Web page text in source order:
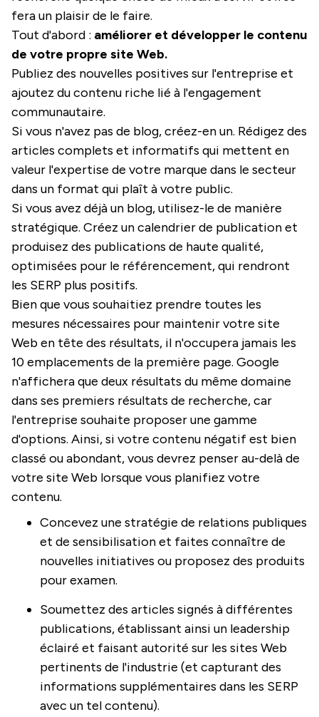
fera un plaisir de le faire.
Tout d'abord : améliorer et développer le contenu
de votre propre site Web.
Publiez des nouvelles positives sur l'entreprise et
ajoutez du contenu riche lié à l'engagement
communautaire.
Si vous n'avez pas de blog, créez-en un. Rédigez des
articles complets et informatifs qui mettent en
valeur l'expertise de votre marque dans le secteur
dans un format qui plaît à votre public.
Si vous avez déjà un blog, utilisez-le de manière
stratégique. Créez un calendrier de publication et
produisez des publications de haute qualité,
optimisées pour le référencement, qui rendront
les SERP plus positifs.
Bien que vous souhaitiez prendre toutes les
mesures nécessaires pour maintenir votre site
Web en tête des résultats, il n'occupera jamais les
10 emplacements de la première page. Google
n'affichera que deux résultats du même domaine
dans ses premiers résultats de recherche, car
l'entreprise souhaite proposer une gamme
d'options. Ainsi, si votre contenu négatif est bien
classé ou abondant, vous devrez penser au-delà de
votre site Web lorsque vous planifiez votre
contenu.
Concevez une stratégie de relations publiques
et de sensibilisation et faites connaître de
nouvelles initiatives ou proposez des produits
pour examen.
Soumettez des articles signés à différentes
publications, établissant ainsi un leadership
éclairé et faisant autorité sur les sites Web
pertinents de l'industrie (et capturant des
informations supplémentaires dans les SERP
avec un tel contenu).